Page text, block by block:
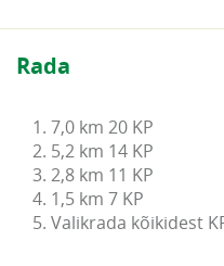
Rada
1. 7,0 km 20 KP
2. 5,2 km 14 KP
3. 2,8 km 11 KP
4. 1,5 km 7 KP
5. Valikrada kõikidest